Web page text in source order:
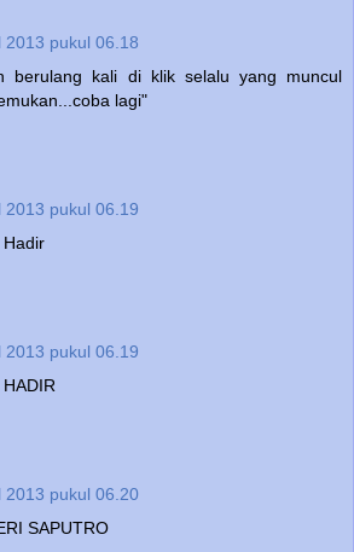
2013 pukul 06.18
berulang kali di klik selalu yang muncul
lagi"
2013 pukul 06.19
Hadir
2013 pukul 06.19
2013 pukul 06.20
SAPUTRO